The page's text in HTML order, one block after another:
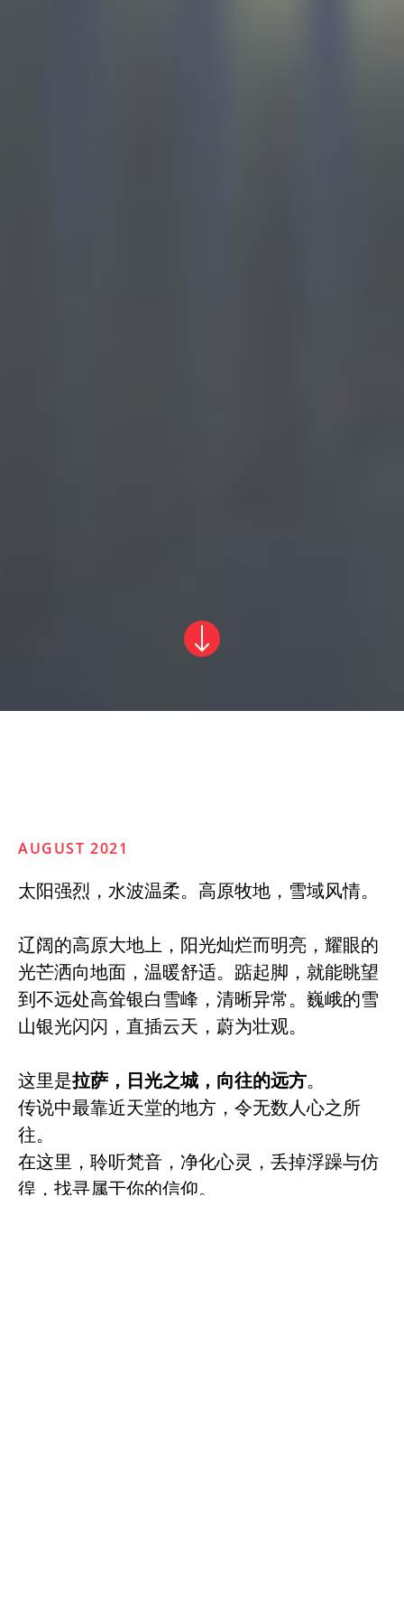
AUGUST 2021
太阳强烈，水波温柔。高原牧地，雪域风情。
辽阔的高原大地上，阳光灿烂而明亮，耀眼的
光芒洒向地面，温暖舒适。踮起脚，就能眺望
到不远处高耸银白雪峰，清晰异常。巍峨的雪
山银光闪闪，直插云天，蔚为壮观。
这里是拉萨，日光之城，向往的远方。
传说中最靠近天堂的地方，令无数人心之所
往。
在这里，聆听梵音，净化心灵，丢掉浮躁与仿
徨，找寻属于你的信仰。